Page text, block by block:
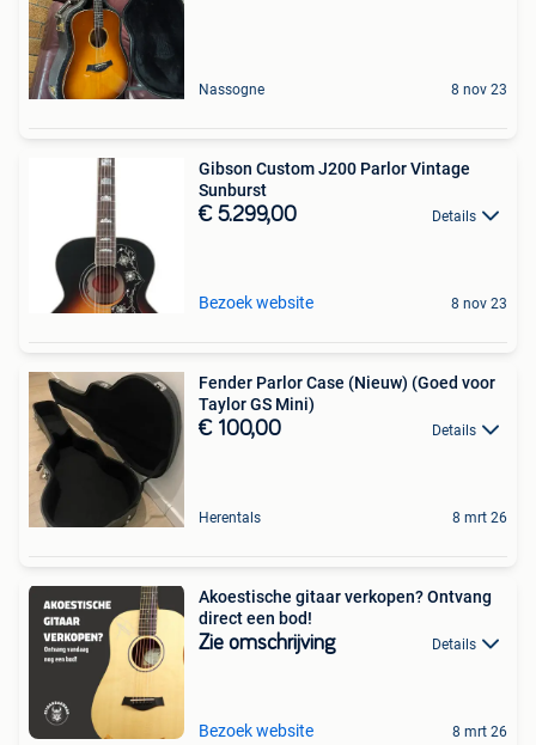
Nassogne 8 nov 23
Gibson Custom J200 Parlor Vintage
Sunburst
€ 5.299,00 Details
Bezoek website 8 nov 23
Fender Parlor Case (Nieuw) (Goed voor
Taylor GS Mini)
€ 100,00 Details
Herentals 8 mrt 26
Akoestische gitaar verkopen? Ontvang
direct een bod!
Zie omschrijving Details
Bezoek website 8 mrt 26